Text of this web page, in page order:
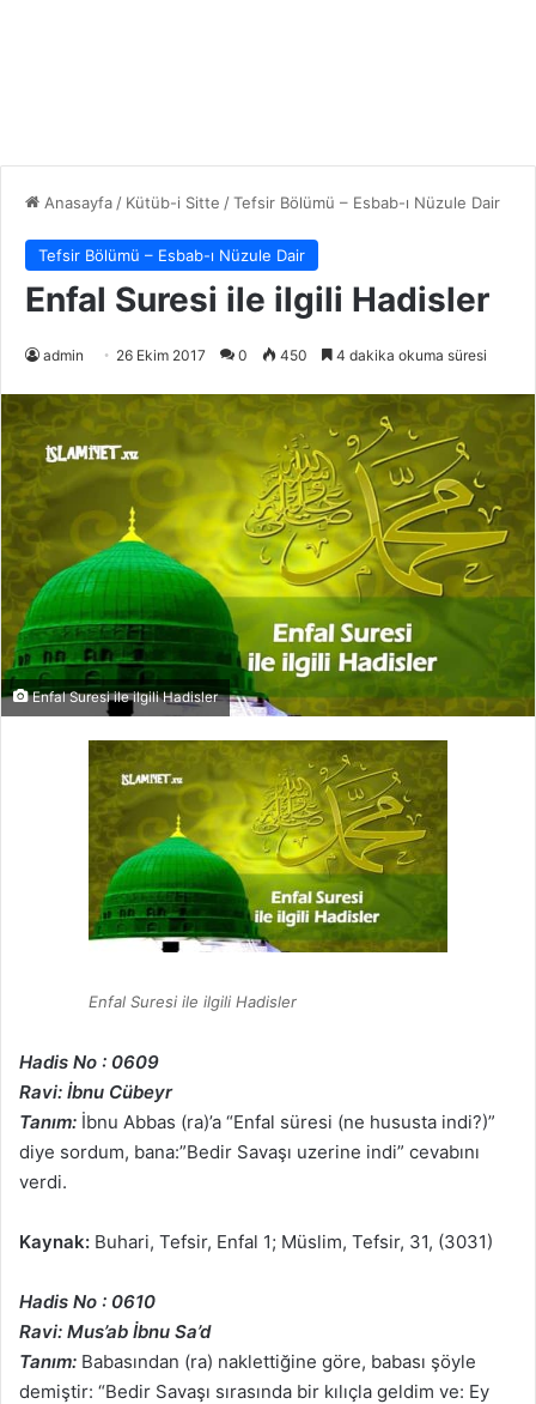
Anasayfa/ Kütüb-i Sitte /Tefsir Bölümü – Esbab-ı Nüzule Dair
Tefsir Bölümü – Esbab-ı Nüzule Dair
Enfal Suresi ile ilgili Hadisler
admin 26 Ekim 2017 0 450 4 dakika okuma süresi
Enfal Suresi ile ilgili Hadisler
Enfal Suresi ile ilgili Hadisler
Hadis No : 0609
Ravi: İbnu Cübeyr
Tanım: İbnu Abbas (ra)’a “Enfal süresi (ne hususta indi?)”
diye sordum, bana:”Bedir Savaşı uzerine indi” cevabını
verdi.
Kaynak: Buhari, Tefsir, Enfal 1; Müslim, Tefsir, 31, (3031)
Hadis No : 0610
Ravi: Mus’ab İbnu Sa’d
Tanım: Babasından (ra) naklettiğine göre, babası şöyle
demiştir: “Bedir Savaşı sırasında bir kılıçla geldim ve: Ey